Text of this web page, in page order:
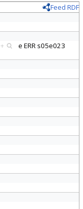
Feed RDF
+ e ERR s05e023